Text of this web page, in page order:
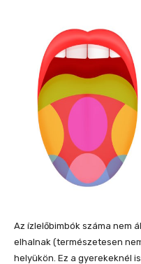
Az ízlelőbimbók száma nem
elhalnak (természetesen
helyükön. Ez a gyerekeknél